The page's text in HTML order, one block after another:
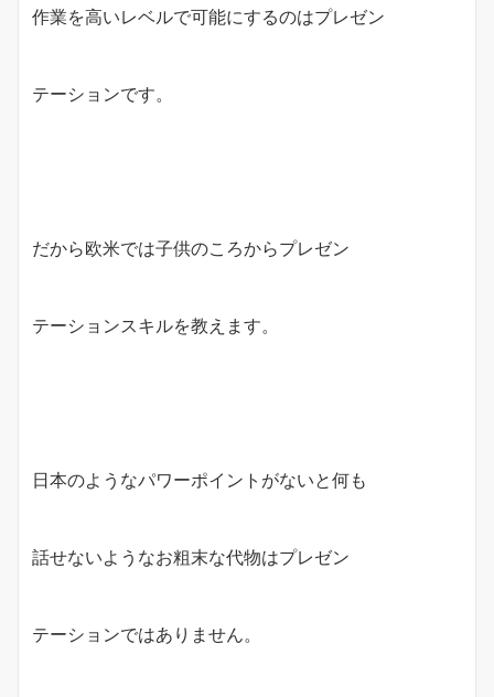
作業を高いレベルで可能にするのはプレゼン
テーションです。
だから欧米では子供のころからプレゼン
テーションスキルを教えます。
日本のようなパワーポイントがないと何も
話せないようなお粗末な代物はプレゼン
テーションではありません。